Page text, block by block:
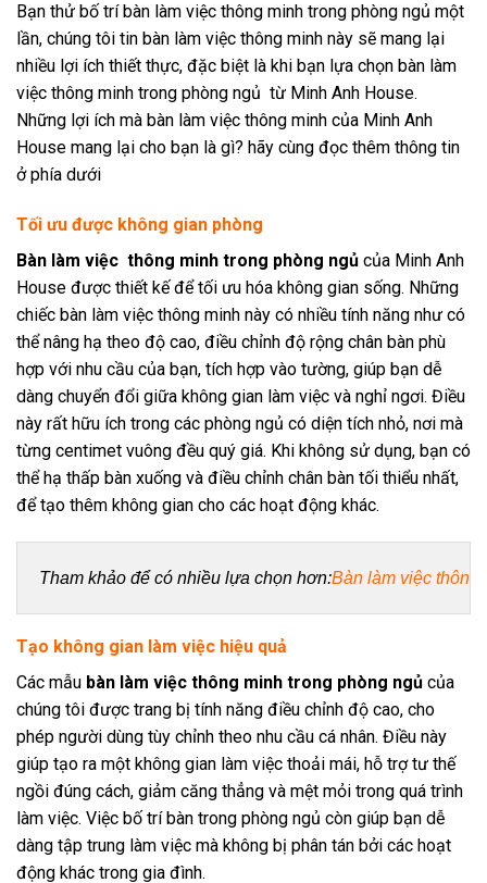
Bạn thử bố trí bàn làm việc thông minh trong phòng ngủ một
lần, chúng tôi tin bàn làm việc thông minh này sẽ mang lại
nhiều lợi ích thiết thực, đặc biệt là khi bạn lựa chọn bàn làm
việc thông minh trong phòng ngủ từ Minh Anh House.
Những lợi ích mà bàn làm việc thông minh của Minh Anh
House mang lại cho bạn là gì? hãy cùng đọc thêm thông tin
ở phía dưới
Tối ưu được không gian phòng
Bàn làm việc thông minh trong phòng ngủ của Minh Anh
House được thiết kế để tối ưu hóa không gian sống. Những
chiếc bàn làm việc thông minh này có nhiều tính năng như có
thể nâng hạ theo độ cao, điều chỉnh độ rộng chân bàn phù
hợp với nhu cầu của bạn, tích hợp vào tường, giúp bạn dễ
dàng chuyển đổi giữa không gian làm việc và nghỉ ngơi. Điều
này rất hữu ích trong các phòng ngủ có diện tích nhỏ, nơi mà
từng centimet vuông đều quý giá. Khi không sử dụng, bạn có
thể hạ thấp bàn xuống và điều chỉnh chân bàn tối thiểu nhất,
để tạo thêm không gian cho các hoạt động khác.
Tham khảo để có nhiều lựa chọn hơn:Bàn làm việc
Tạo không gian làm việc hiệu quả
Các mẫu bàn làm việc thông minh trong phòng ngủ của
chúng tôi được trang bị tính năng điều chỉnh độ cao, cho
phép người dùng tùy chỉnh theo nhu cầu cá nhân. Điều này
giúp tạo ra một không gian làm việc thoải mái, hỗ trợ tư thế
ngồi đúng cách, giảm căng thẳng và mệt mỏi trong quá trình
làm việc. Việc bố trí bàn trong phòng ngủ còn giúp bạn dễ
dàng tập trung làm việc mà không bị phân tán bởi các hoạt
động khác trong gia đình.